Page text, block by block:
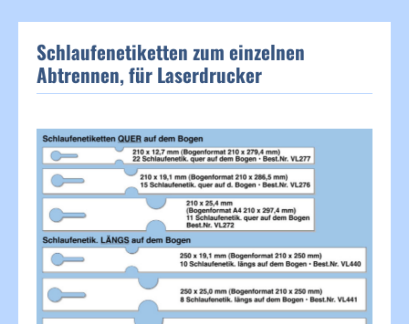
Schlaufenetiketten zum einzelnen
Abtrennen, für Laserdrucker